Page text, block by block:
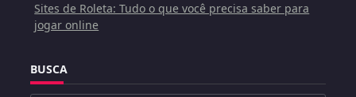
Sites de Roleta: Tudo o que você precisa saber para
jogar online
BUSCA